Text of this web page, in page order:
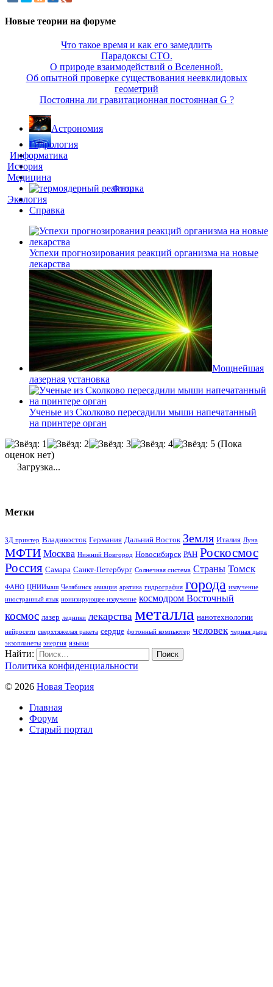
Новые теории на форуме
Что такое время и как его замедлить
Парадоксы СТО.
О природе взаимодействий о Вселенной.
Об опытной проверке существования неевклидовых
геометрий
Постоянна ли гравитационная постоянная G ?
Астрономия
Гидрология
Информатика
История
Медицина
Физика
Экология
Справка
Успехи прогнозирования реакций организма на новые
лекарства
Мощнейшая
лазерная установка
Ученые из Сколково пересадили мыши напечатанный
на принтере орган
(Пока
оценок нет)
Загрузка...
Метки
3Д принтер Владивосток Германия Дальний Восток Земля Италия Луна
МФТИ Москва Нижний Новгород Новосибирск РАН Роскосмос
Россия Самара Санкт-Петербург Солнечная система Страны Томск
ФАНО ЦНИИмаш Челябинск авиация арктика гидрография города излучение
иностранный язык ионизирующее излучение космодром Восточный
космос лазер ледники лекарства металла нанотехнологии
нейросети сверхтяжелая ракета сердце фотонный компьютер человек черная дыра
экзопланеты энергия языки
Найти:
Политика конфиденциальности
© 2026 Новая Теория
Главная
Форум
Старый портал